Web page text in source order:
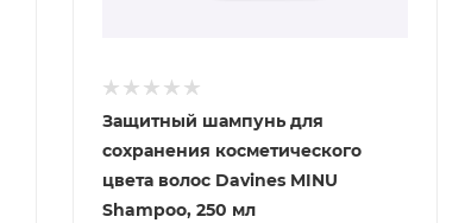
Защитный шампунь для
сохранения косметического
цвета волос Davines MINU
Shampoo, 250 мл